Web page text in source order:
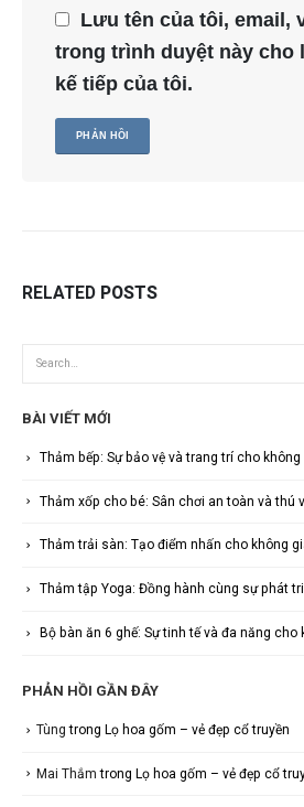
Lưu tên của tôi, email,
trong trình duyệt này cho
kế tiếp của tôi.
RELATED POSTS
BÀI VIẾT MỚI
Thảm bếp: Sự bảo vệ và trang trí cho
Thảm xốp cho bé: Sân chơi an toàn và thú
Thảm trải sàn: Tạo điểm nhấn cho không
Thảm tập Yoga: Đồng hành cùng sự phát
Bộ bàn ăn 6 ghế: Sự tinh tế và đa năng
PHẢN HỒI GẦN ĐÂY
Tùng trong Lọ hoa gốm – vẻ đẹp cổ truyền
Mai Thắm trong Lọ hoa gốm – vẻ đẹp cổ